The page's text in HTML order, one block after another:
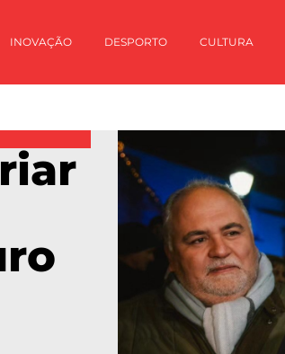
INOVAÇÃO DESPORTO CULTURA